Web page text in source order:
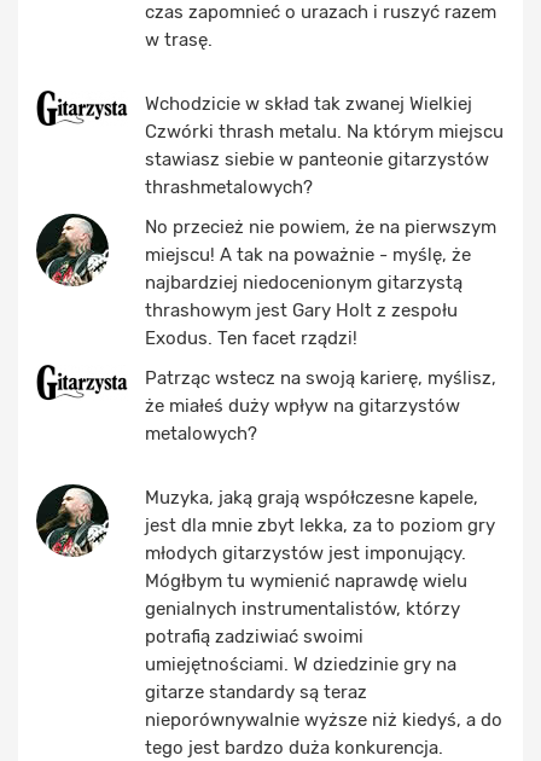
czas zapomnieć o urazach i ruszyć razem
w trasę.
Wchodzicie w skład tak zwanej Wielkiej
Czwórki thrash metalu. Na którym miejscu
stawiasz siebie w panteonie gitarzystów
thrashmetalowych?
No przecież nie powiem, że na pierwszym
miejscu! A tak na poważnie - myślę, że
najbardziej niedocenionym gitarzystą
thrashowym jest Gary Holt z zespołu
Exodus. Ten facet rządzi!
Patrząc wstecz na swoją karierę, myślisz,
że miałeś duży wpływ na gitarzystów
metalowych?
Muzyka, jaką grają współczesne kapele,
jest dla mnie zbyt lekka, za to poziom gry
młodych gitarzystów jest imponujący.
Mógłbym tu wymienić naprawdę wielu
genialnych instrumentalistów, którzy
potrafią zadziwiać swoimi
umiejętnościami. W dziedzinie gry na
gitarze standardy są teraz
nieporównywalnie wyższe niż kiedyś, a do
tego jest bardzo duża konkurencja.